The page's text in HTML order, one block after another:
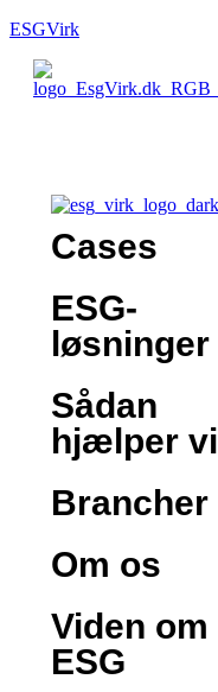
ESGVirk
Cases
ESG-
løsninger
Sådan
hjælper vi
Brancher
Om os
Viden om
ESG